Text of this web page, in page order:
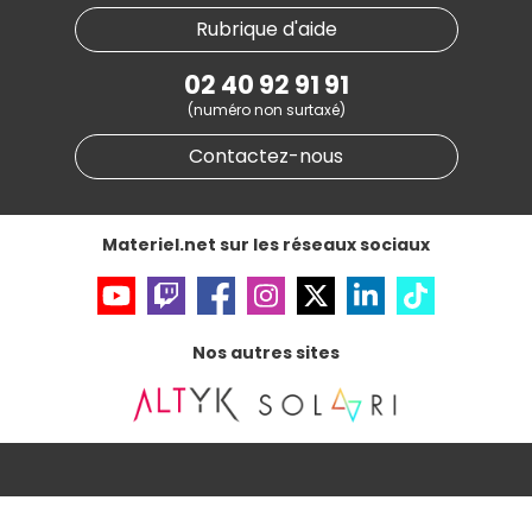
Materiel.net recrute
Notre programme d'affiliation
Partenariat & Sponsoring
Nos marques
Conditions générales de vente
Informations légales
Données personnellesetcookies
Gérer vos cookies
Accessibilité : non conforme
Rubrique d'aide
02 40 92 91 91
(numéro non surtaxé)
Contactez-nous
Materiel.net sur les réseaux sociaux
Nos autres sites